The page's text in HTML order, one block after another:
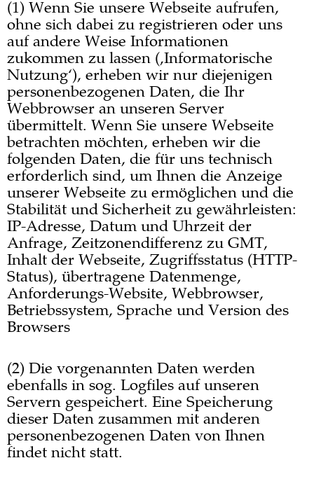
(1) Wenn Sie unsere Webseite aufrufen,
ohne sich dabei zu registrieren oder uns
auf andere Weise Informationen
zukommen zu lassen (‚Informatorische
Nutzung‘), erheben wir nur diejenigen
personenbezogenen Daten, die Ihr
Webbrowser an unseren Server
übermittelt. Wenn Sie unsere Webseite
betrachten möchten, erheben wir die
folgenden Daten, die für uns technisch
erforderlich sind, um Ihnen die Anzeige
unserer Webseite zu ermöglichen und die
Stabilität und Sicherheit zu gewährleisten:
IP-Adresse, Datum und Uhrzeit der
Anfrage, Zeitzonendifferenz zu GMT,
Inhalt der Webseite, Zugriffsstatus (HTTP-
Status), übertragene Datenmenge,
Anforderungs-Website, Webbrowser,
Betriebssystem, Sprache und Version des
Browsers
(2) Die vorgenannten Daten werden
ebenfalls in sog. Logfiles auf unseren
Servern gespeichert. Eine Speicherung
dieser Daten zusammen mit anderen
personenbezogenen Daten von Ihnen
findet nicht statt.